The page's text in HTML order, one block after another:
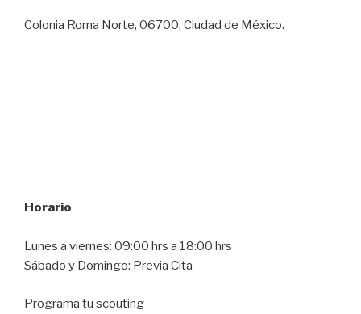
Colonia Roma Norte, 06700, Ciudad de México.
Horario
Lunes a viernes: 09:00 hrs a 18:00 hrs
Sábado y Domingo: Previa Cita
Programa tu scouting